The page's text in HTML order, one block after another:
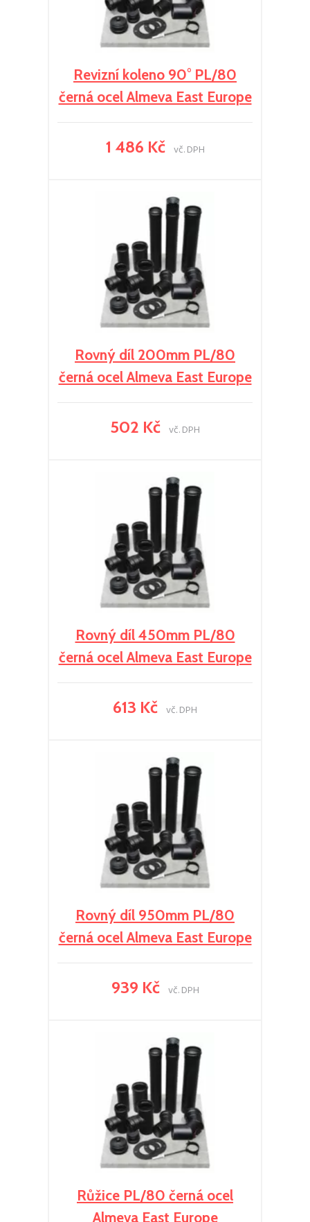
Revizní koleno 90° PL/80
černá ocel Almeva East Europe
1 486 Kč vč. DPH
Rovný díl 200mm PL/80
černá ocel Almeva East Europe
502 Kč vč. DPH
Rovný díl 450mm PL/80
černá ocel Almeva East Europe
613 Kč vč. DPH
Rovný díl 950mm PL/80
černá ocel Almeva East Europe
939 Kč vč. DPH
Růžice PL/80 černá ocel
Almeva East Europe